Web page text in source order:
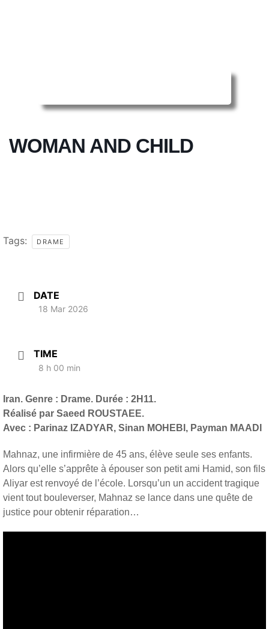
WOMAN AND CHILD
Tags: DRAME
DATE
18 Mar 2026
TIME
8 h 00 min
Iran. Genre : Drame. Durée : 2H11.
Réalisé par Saeed ROUSTAEE.
Avec : Parinaz IZADYAR, Sinan MOHEBI, Payman MAADI
Mahnaz, une infirmière de 45 ans, élève seule ses enfants.
Alors qu’elle s’apprête à épouser son petit ami Hamid, son fils
Aliyar est renvoyé de l’école. Lorsqu’un un accident tragique
vient tout bouleverser, Mahnaz se lance dans une quête de
justice pour obtenir réparation…